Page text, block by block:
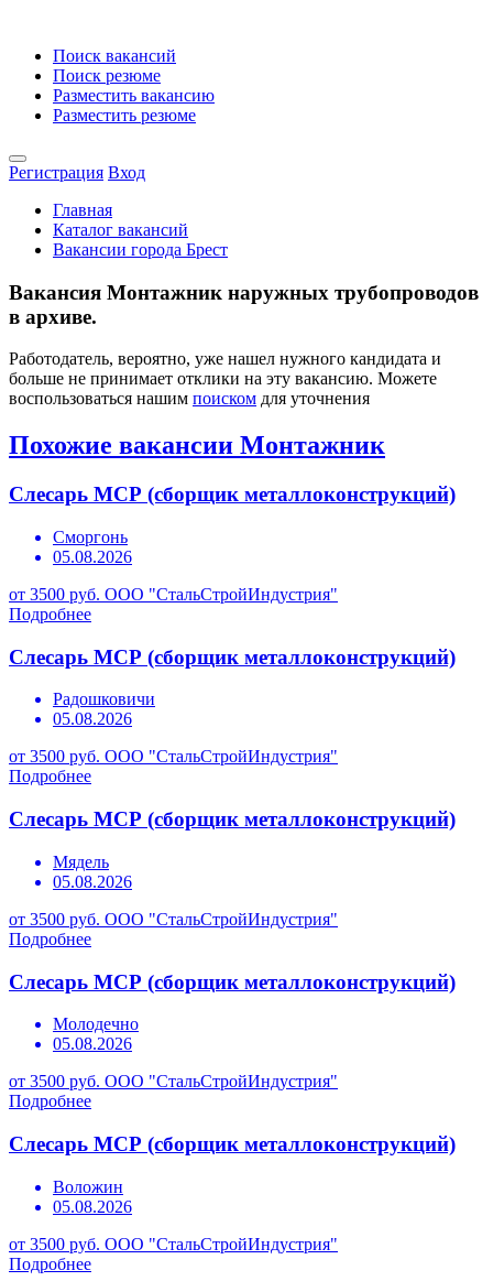
Поиск вакансий
Поиск резюме
Разместить вакансию
Разместить резюме
Регистрация Вход
Главная
Каталог вакансий
Вакансии города Брест
Вакансия Монтажник наружных трубопроводов
в архиве.
Работодатель, вероятно, уже нашел нужного кандидата и
больше не принимает отклики на эту вакансию. Можете
воспользоваться нашим поиском для уточнения
Похожие вакансии Монтажник
Слесарь МСР (сборщик металлоконструкций)
Сморгонь
05.08.2026
от 3500 руб. ООО "СтальСтройИндустрия"
Подробнее
Слесарь МСР (сборщик металлоконструкций)
Радошковичи
05.08.2026
от 3500 руб. ООО "СтальСтройИндустрия"
Подробнее
Слесарь МСР (сборщик металлоконструкций)
Мядель
05.08.2026
от 3500 руб. ООО "СтальСтройИндустрия"
Подробнее
Слесарь МСР (сборщик металлоконструкций)
Молодечно
05.08.2026
от 3500 руб. ООО "СтальСтройИндустрия"
Подробнее
Слесарь МСР (сборщик металлоконструкций)
Воложин
05.08.2026
от 3500 руб. ООО "СтальСтройИндустрия"
Подробнее